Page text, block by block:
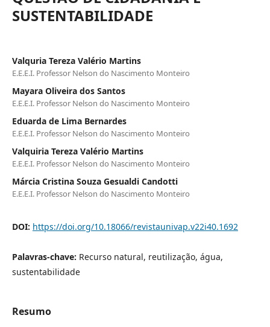
SUSTENTABILIDADE
Valquria Tereza Valério Martins
E.E.E.I. Professor Nelson do Nascimento Monteiro
Mayara Oliveira dos Santos
E.E.E.I. Professor Nelson do Nascimento Monteiro
Eduarda de Lima Bernardes
E.E.E.I. Professor Nelson do Nascimento Monteiro
Valquiria Tereza Valério Martins
E.E.E.I. Professor Nelson do Nascimento Monteiro
Márcia Cristina Souza Gesualdi Candotti
E.E.E.I. Professor Nelson do Nascimento Monteiro
DOI: https://doi.org/10.18066/revistaunivap.v22i40.1692
Palavras-chave: Recurso natural, reutilização, água,
sustentabilidade
Resumo